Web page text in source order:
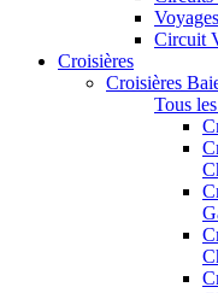
Circuit
Croisières
Croisières
Tous